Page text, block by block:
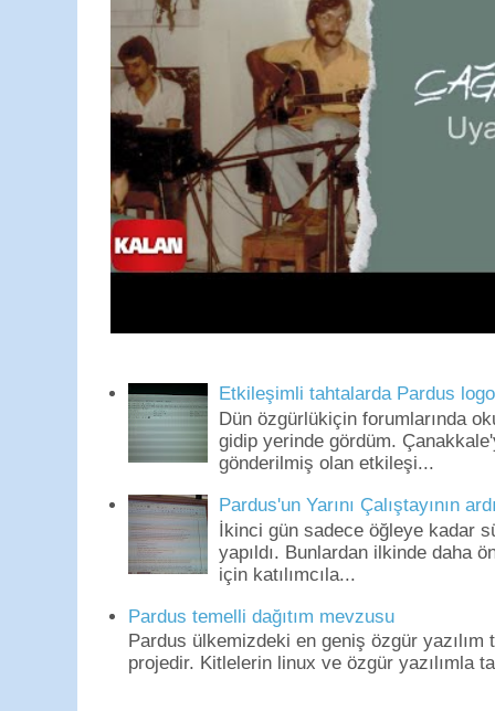
Etkileşimli tahtalarda Pardus
Dün özgürlükiçin forumlarında
gidip yerinde gördüm.
gönderilmiş olan etkileşi...
Pardus'un Yarını Çalıştayının
İkinci gün sadece öğleye kadar
yapıldı. Bunlardan ilkinde daha
için katılımcıla...
Pardus temelli dağıtım mevzusu
Pardus ülkemizdeki en geniş özgür
projedir. Kitlelerin linux ve özgür yazılımla